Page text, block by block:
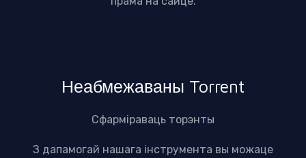
Неабмежаваны Torrent
Сфарміраваць торэнты
З дапамогай нашага інструмента вы можаце